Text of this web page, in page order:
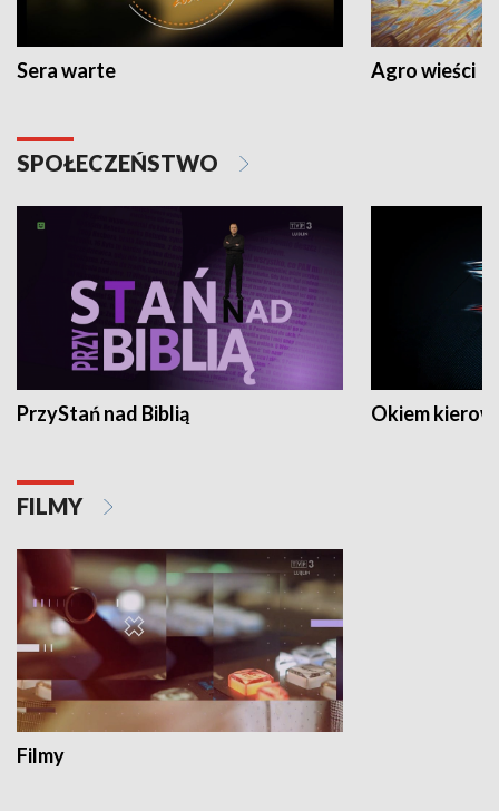
Sera warte Agro wieści
SPOŁECZEŃSTWO
PrzyStań nad Biblią Okiem
FILMY
Filmy